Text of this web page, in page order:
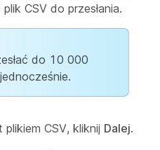
CSV do przesłania.
do 10 000
CSV, kliknij Dalej.